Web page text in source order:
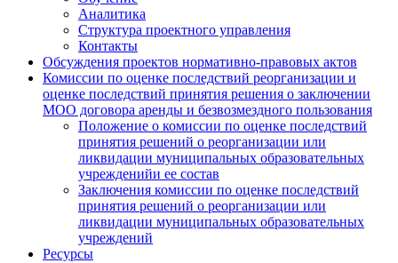
Аналитика
Структура проектного управления
Контакты
Обсуждения проектов нормативно-правовых актов
Комиссии по оценке последствий реорганизации и
оценке последствий принятия решения о заключении
МОО договора аренды и безвозмездного пользования
Положение о комиссии по оценке последствий
принятия решений о реорганизации или
ликвидации муниципальных образовательных
учрежденийи ее состав
Заключения комиссии по оценке последствий
принятия решений о реорганизации или
ликвидации муниципальных образовательных
учреждений
Ресурсы